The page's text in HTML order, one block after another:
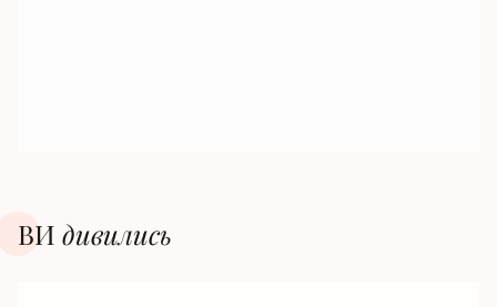
ВИ дивилиcь